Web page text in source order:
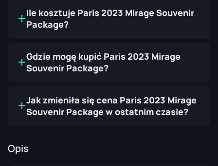
Ile kosztuje Paris 2023 Mirage Souvenir
Package?
Gdzie mogę kupić Paris 2023 Mirage
Souvenir Package?
Jak zmieniła się cena Paris 2023 Mirage
Souvenir Package w ostatnim czasie?
Opis